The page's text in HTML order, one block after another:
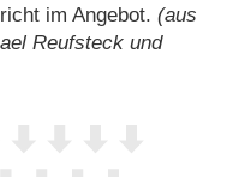
im Angebot. (aus
Reufsteck und